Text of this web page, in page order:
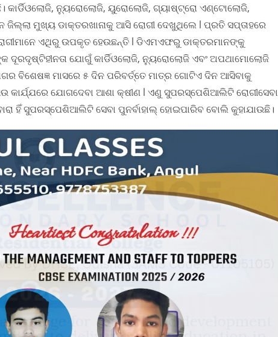
ନ୍ୟୁରୋଲୋଜି, ୟୁରୋଲୋଜି, ଗ୍ୟାଷ୍ଟ୍ରୋ ଏଣ୍ଟୋଲୋଜି,
ମୁଖ୍ୟ ଡାକ୍ତରଖାନାକୁ ଆସି ରୋଗୀ ଦେଖୁଥିଲେ l ପ୍ରତି ସପ୍ତାହରେ
ଏଥିରୁ ଉପକୃତ ହେଉଛନ୍ତି l ଡିଏମଏଫରୁ ଡାକ୍ତରମାନଙ୍କୁ
ଦୂରଦୃଷ୍ଟିହୀନତା ଯୋଗୁଁ କାର୍ଡିଓଲୋଜି, ନ୍ୟୁରୋଲୋଜି ଏବଂ ଅପଥାମୋଲୋଜି
ବିଶେଷଜ୍ଞ ମାସରେ ୫ ଦିନ ପରିବର୍ତ୍ତେ ମାତ୍ର ଗୋଟିଏ ଦିନ ଆସିବାକୁ
କାର୍ଯ୍ଯରେ ଯୋଗଦେବା ଆଶା କ୍ଷୀଣ l ଏଣୁ ସୁପରସ୍ପେଶିଆଲିଟି ରୋଗୀସେବା
ହିଁ ସୁପରସ୍ପେଶିଆଲିଟି ସେବା ପୁନର୍ବାହାଲ୍ ହୋଇପାରିବ ବୋଲି କୁହାଯାଉଛି।